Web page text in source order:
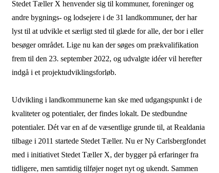
Stedet Tæller X henvender sig til kommuner, foreninger og
andre bygnings- og lodsejere i de 31 landkommuner, der har
lyst til at udvikle et særligt sted til glæde for alle, der bor i eller
besøger området. Lige nu kan der søges om prækvalifikation
frem til den 23. september 2022, og udvalgte idéer vil herefter
indgå i et projektudviklingsforløb.
Udvikling i landkommunerne kan ske med udgangspunkt i de
kvaliteter og potentialer, der findes lokalt. De stedbundne
potentialer. Dét var en af de væsentlige grunde til, at Realdania
tilbage i 2011 startede Stedet Tæller. Nu er Ny Carlsbergfondet
med i initiativet Stedet Tæller X, der bygger på erfaringer fra
tidligere, men samtidig tilføjer noget nyt og ukendt. Sammen